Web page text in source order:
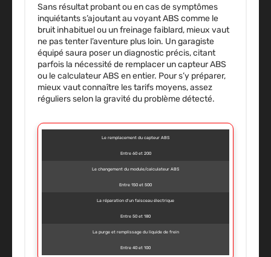
Sans résultat probant ou en cas de symptômes
inquiétants s’ajoutant au voyant ABS comme le
bruit inhabituel ou un freinage faiblard, mieux vaut
ne pas tenter l’aventure plus loin. Un garagiste
équipé saura poser un diagnostic précis, citant
parfois la nécessité de remplacer un capteur ABS
ou le calculateur ABS en entier. Pour s’y préparer,
mieux vaut connaître les tarifs moyens, assez
réguliers selon la gravité du problème détecté.
Le remplacement du capteur ABS
Entre 60 et 200
Le changement du module/calculateur ABS
Entre 150 et 500
La réparation d’un faisceau électrique
Entre 50 et 180
La purge et remplissage du liquide de frein
Entre 40 et 100